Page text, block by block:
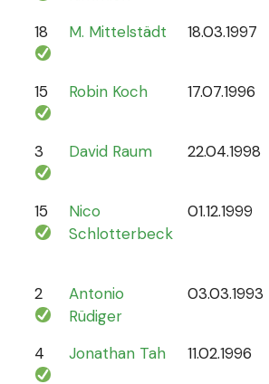
18 M. Mittelstädt 18.03.1997
15 Robin Koch 17.07.1996
3 David Raum 22.04.1998
15
Nico
Schlotterbeck
01.12.1999
2
Antonio
Rüdiger
03.03.1993
4 Jonathan Tah 11.02.1996